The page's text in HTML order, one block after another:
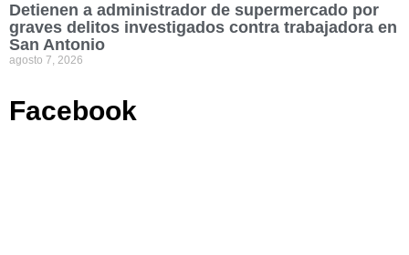
Detienen a administrador de supermercado por
graves delitos investigados contra trabajadora en
San Antonio
agosto 7, 2026
Facebook